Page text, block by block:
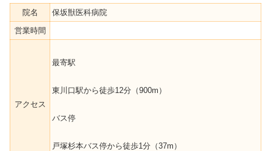
院名
保坂獣医科病院
営業時間
アクセス
最寄駅
東川口駅から徒歩12分（900m）
バス停
戸塚杉本バス停から徒歩1分（37m）